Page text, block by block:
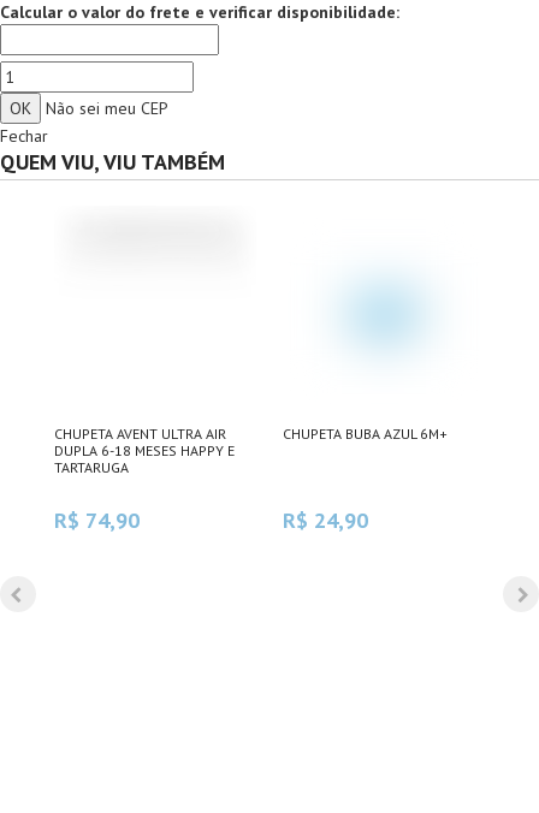
Calcular o valor do frete e verificar disponibilidade:
Não sei meu CEP
Fechar
QUEM VIU, VIU TAMBÉM
CHUPETA AVENT ULTRA AIR
DUPLA 6-18 MESES HAPPY E
TARTARUGA
R$ 74,90
CHUPETA BUBA AZUL 6M+
R$ 24,90